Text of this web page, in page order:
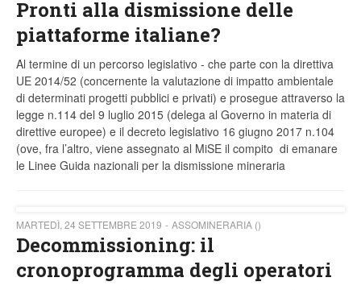
Pronti alla dismissione delle
piattaforme italiane?
Al termine di un percorso legislativo - che parte con la direttiva
UE 2014/52 (concernente la valutazione di impatto ambientale
di determinati progetti pubblici e privati) e prosegue attraverso la
legge n.114 del 9 luglio 2015 (delega al Governo in materia di
direttive europee) e il decreto legislativo 16 giugno 2017 n.104
(ove, fra l’altro, viene assegnato al MiSE il compito di emanare
le Linee Guida nazionali per la dismissione mineraria
MARTEDÌ, 24 SETTEMBRE 2019 ASSOMINERARIA ()
Decommissioning: il
cronoprogramma degli operatori